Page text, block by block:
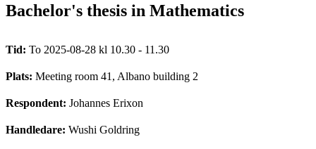
Bachelor's thesis in Mathematics
Tid: To 2025-08-28 kl 10.30 - 11.30
Plats: Meeting room 41, Albano building 2
Respondent: Johannes Erixon
Handledare: Wushi Goldring